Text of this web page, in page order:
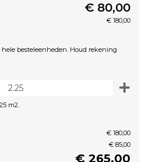
€ 80,00
€ 180,00
besteleenheden. Houd rekening
m2.
€ 180,00
€ 85,00
€ 265,00